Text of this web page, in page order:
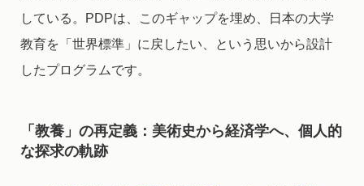
している。PDPは、このギャップを埋め、日本の大学
教育を「世界標準」に戻したい、という思いから設計
したプログラムです。
「教養」の再定義：美術史から経済学へ、個人的
な探求の軌跡